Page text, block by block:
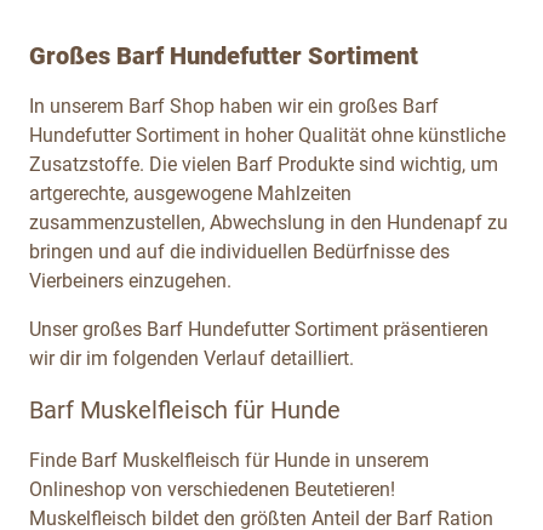
Großes Barf Hundefutter Sortiment
In unserem Barf Shop haben wir ein großes Barf
Hundefutter Sortiment in hoher Qualität ohne künstliche
Zusatzstoffe. Die vielen Barf Produkte sind wichtig, um
artgerechte, ausgewogene Mahlzeiten
zusammenzustellen, Abwechslung in den Hundenapf zu
bringen und auf die individuellen Bedürfnisse des
Vierbeiners einzugehen.
Unser großes Barf Hundefutter Sortiment präsentieren
wir dir im folgenden Verlauf detailliert.
Barf Muskelfleisch für Hunde
Finde Barf Muskelfleisch für Hunde in unserem
Onlineshop von verschiedenen Beutetieren!
Muskelfleisch bildet den größten Anteil der Barf Ration